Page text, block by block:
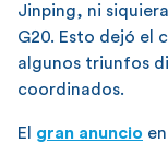
Jinping, ni
G20. Esto dejó el
algunos triunfos
coordinados.
El gran anuncio